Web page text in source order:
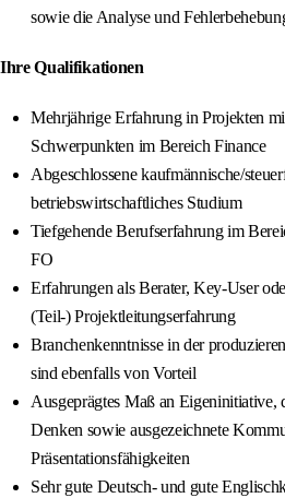
sowie die Analyse und
Ihre Qualifikationen
Mehrjährige Erfahrung in Projekten
Schwerpunkten im Bereich Finance
Abgeschlossene kaufmännische/
betriebswirtschaftliches Studium
Tiefgehende Berufserfahrung im
FO
Erfahrungen als Berater, Key-User
(Teil-) Projektleitungserfahrung
Branchenkenntnisse in der
sind ebenfalls von Vorteil
Ausgeprägtes Maß an Eigeninitiative,
Denken sowie ausgezeichnete
Präsentationsfähigkeiten
Sehr gute Deutsch- und gute